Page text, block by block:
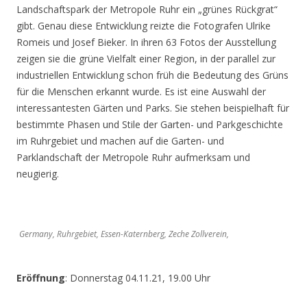
Landschaftspark der Metropole Ruhr ein „grünes Rückgrat“
gibt. Genau diese Entwicklung reizte die Fotografen Ulrike
Romeis und Josef Bieker. In ihren 63 Fotos der Ausstellung
zeigen sie die grüne Vielfalt einer Region, in der parallel zur
industriellen Entwicklung schon früh die Bedeutung des Grüns
für die Menschen erkannt wurde. Es ist eine Auswahl der
interessantesten Gärten und Parks. Sie stehen beispielhaft für
bestimmte Phasen und Stile der Garten- und Parkgeschichte
im Ruhrgebiet und machen auf die Garten- und
Parklandschaft der Metropole Ruhr aufmerksam und
neugierig.
Germany, Ruhrgebiet, Essen-Katernberg, Zeche Zollverein,
Eröffnung: Donnerstag 04.11.21, 19.00 Uhr